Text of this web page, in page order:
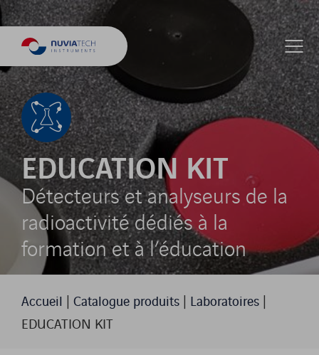
EDUCATION KIT
Détecteurs et analyseurs de la
radioactivité dédiés à la
formation et à l’éducation
Accueil | Catalogue produits | Laboratoires |
EDUCATION KIT